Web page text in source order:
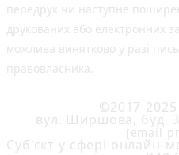
передрук чи наступне
друкованих або електронних
можлива винятково у разі
правовласника.
©2017-
вул. Ширшова, буд.
[email
Cуб'єкт у сфері онлайн-